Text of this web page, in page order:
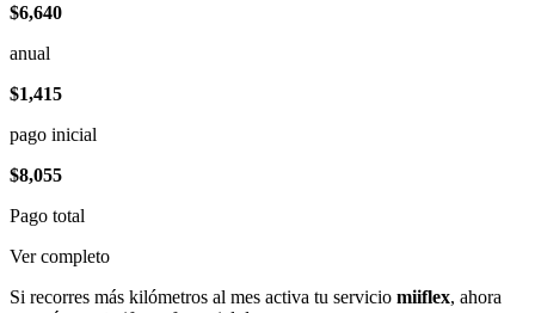
$6,640
anual
$1,415
pago inicial
$8,055
Pago total
Ver completo
Si recorres más kilómetros al mes activa tu servicio miiflex, ahora